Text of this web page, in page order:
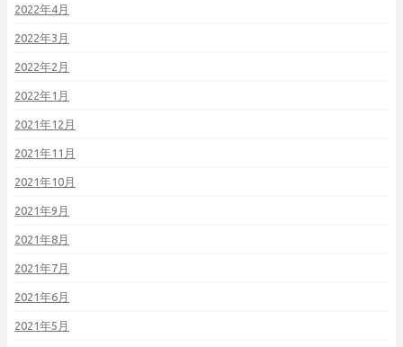
2022年4月
2022年3月
2022年2月
2022年1月
2021年12月
2021年11月
2021年10月
2021年9月
2021年8月
2021年7月
2021年6月
2021年5月